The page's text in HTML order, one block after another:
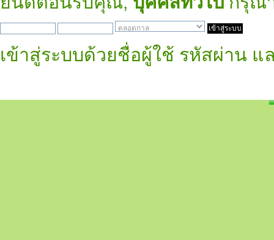
เข้าสู่ระบบด้วยชื่อผู้ใช้ รหัสผ่าน แ